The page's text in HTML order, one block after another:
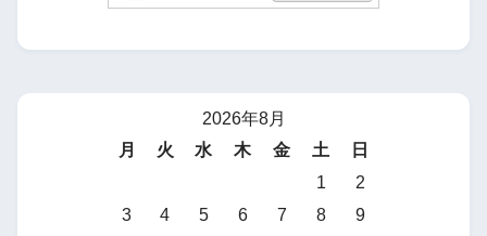
2026年8月
月
火 水 木 金 土
日
1
2
3
4 5 6 7 8
9